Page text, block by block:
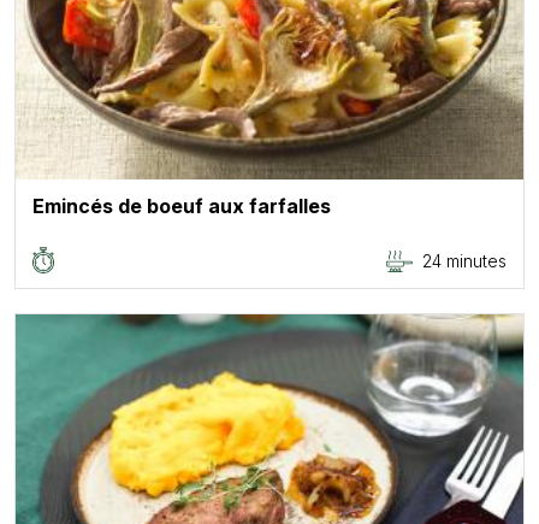
Emincés de boeuf aux farfalles
24 minutes